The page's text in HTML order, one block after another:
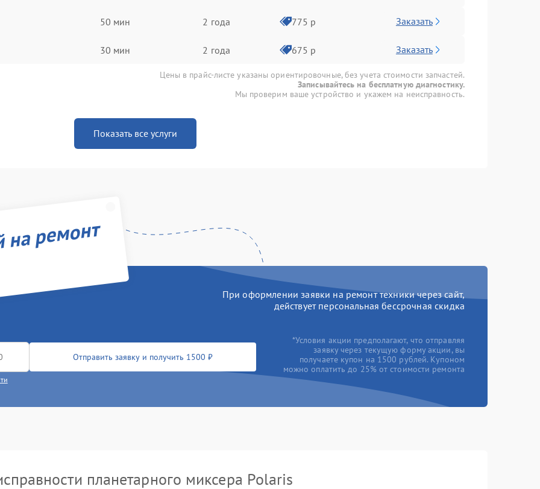
50 мин 2 года 775 р Заказать
30 мин 2 года 675 р Заказать
Цены в прайс-листе указаны ориентировочные, без учета стоимости запчастей.
Записывайтесь на бесплатную диагностику.
Мы проверим ваше устройство и укажем на неисправность.
Показать все услуги
ремонт
При оформлении заявки на ремонт техники через сайт,
действует персональная бессрочная скидка
Отправить заявку и получить 1500 ₽
*Условия акции предполагают, что отправляя
заявку через текущую форму акции, вы
получаете купон на 1500 рублей. Купоном
можно оплатить до 25% от стоимости ремонта
планетарного миксера Polaris